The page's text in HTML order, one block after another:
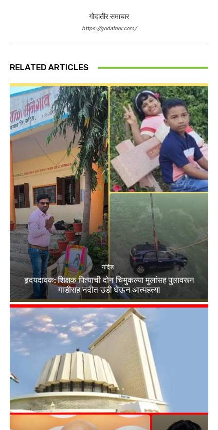
गोदातीर समाचार
https://godateer.com/
RELATED ARTICLES
नांदेड
हृदयदावक: शिक्षक पित्याची दोन चिमुकल्या मुलांसह पुलावरून
गाडीसह नदीत उडी घेऊन आत्महत्या